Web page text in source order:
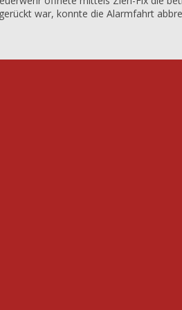
war, konnte die Alarmfahrt